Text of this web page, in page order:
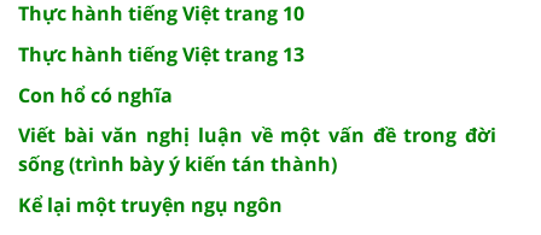
Thực hành tiếng Việt trang 10
Thực hành tiếng Việt trang 13
Con hổ có nghĩa
Viết bài văn nghị luận về một vấn đề trong đời
sống (trình bày ý kiến tán thành)
Kể lại một truyện ngụ ngôn